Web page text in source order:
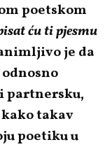
poetskom
ću ti pjesmu
je da
partnersku,
takav
poetiku u